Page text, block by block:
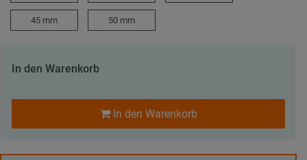
45 mm 50 mm
In den Warenkorb
In den Warenkorb